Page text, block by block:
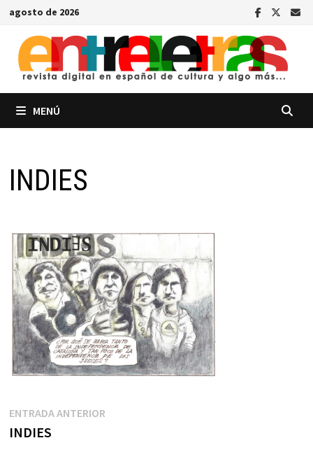
Saltar
contenido
agosto de 2026
MENÚ
INDIES
Navegación
de
ENTRADA ANTERIOR
INDIES